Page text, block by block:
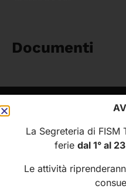
Documenti
Federazione Italiana
della Provincia di Treviso
Via Tiziano Vecellio, 16
La Segreteria di FISM
ferie dal 1° al
Le attività